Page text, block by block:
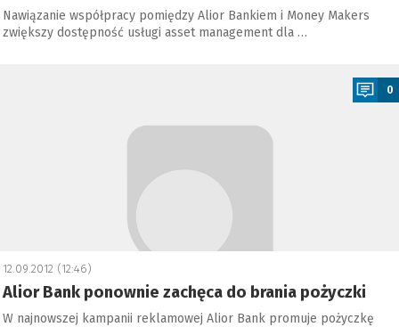
Nawiązanie współpracy pomiędzy Alior Bankiem i Money Makers
zwiększy dostępność usługi asset management dla …
0
12.09.2012 (12:46)
Alior Bank ponownie zachęca do brania pożyczki
W najnowszej kampanii reklamowej Alior Bank promuje pożyczkę